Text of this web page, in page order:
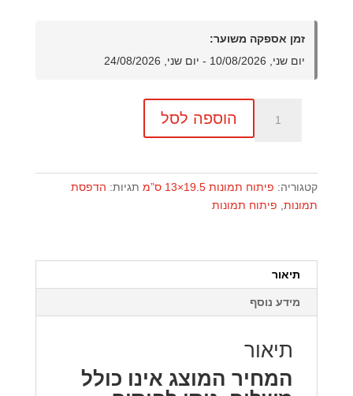
זמן אספקה משוער:
יום שני, 10/08/2026 - יום שני, 24/08/2026
הוספה לסל
קטגוריה: פיתוח תמונות 19.5×13 ס”מ תגיות: הדפסת
תמונות, פיתוח תמונות
תיאור
מידע נוסף
תיאור
המחיר המוצג אינו כולל